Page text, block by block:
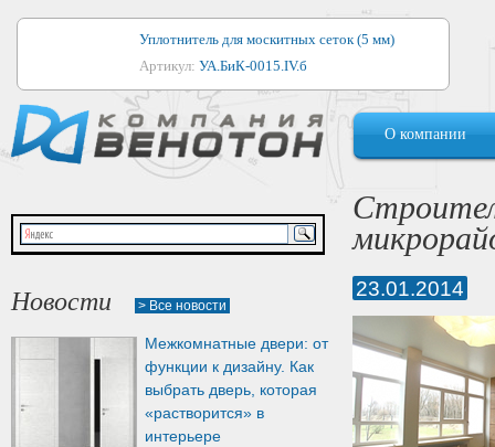
Уплотнитель для москитных сеток (5 мм)
Артикул: УА.БиК-0015.IV.б
Уплотнитель для алюминиевых окон
Артикул:1044
Уплотнитель для деревянных окон
Артикул:УМ.БиК-0062.IV.б
Уплотнитель лоджиевый для (4, 5, 6 мм)
Уплотнитель для деревянных дверей
Артикул:
О компании
Новости > Все новости
Межкомнатные двери: от
функции к дизайну. Как
выбрать дверь, которая
«растворится» в
интерьере
23.01.2014